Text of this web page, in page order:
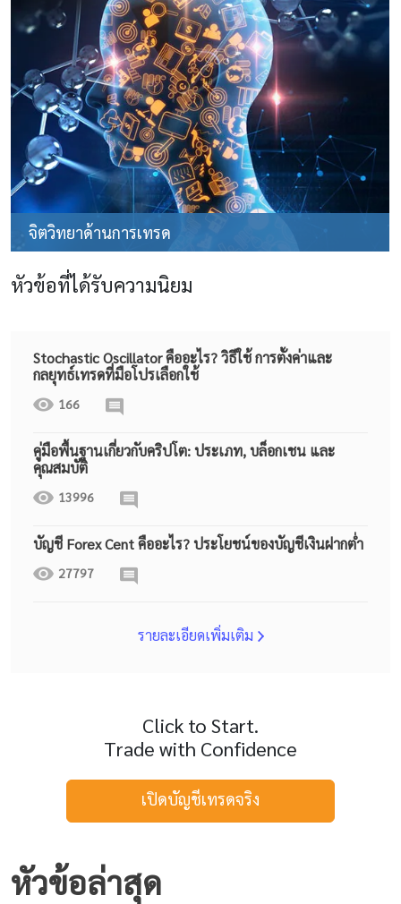
จิตวิทยาด้านการเทรด
หัวข้อที่ได้รับความนิยม
Stochastic Oscillator คืออะไร? วิธีใช้ การตั้งค่าและ
กลยุทธ์เทรดที่มือโปรเลือกใช้
166
คู่มือพื้นฐานเกี่ยวกับคริปโต: ประเภท, บล็อกเชน และ
คุณสมบัติ
13996
บัญชี Forex Cent คืออะไร? ประโยชน์ของบัญชีเงินฝากต่ำ
27797
รายละเอียดเพิ่มเติม
Click to Start.
Trade with Confidence
เปิดบัญชีเทรดจริง
หัวข้อล่าสุด